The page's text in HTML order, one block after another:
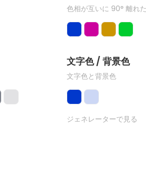
色相が互いに 90° 離れ
文字色 / 背景色
文字色と背景色
ジェネレーターで見る